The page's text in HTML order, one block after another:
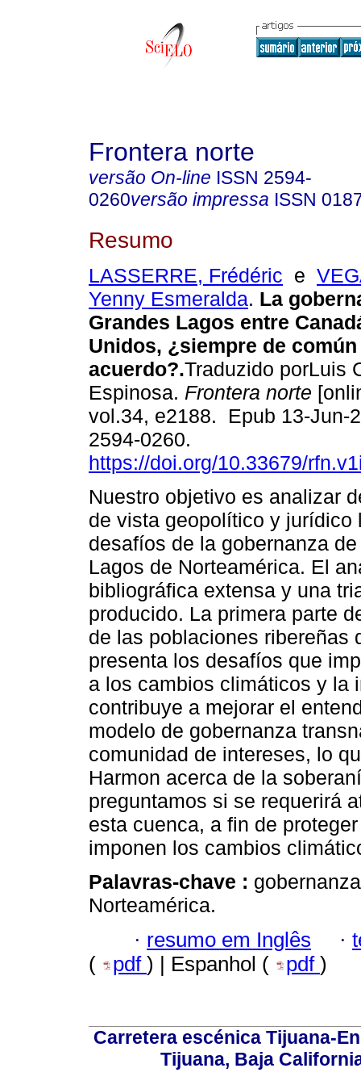
Frontera norte
versão On-line ISSN 2594-
0260versão impressa ISSN
Resumo
LASSERRE, Frédéric e
Yenny Esmeralda. La
Grandes Lagos entre
Unidos, ¿siempre de común
acuerdo?.Traduzido porLuis
Espinosa. Frontera norte
vol.34, e2188. Epub 13-Jun-
2594-0260.
https://doi.org/10.33679/
Nuestro objetivo es analizar
de vista geopolítico y jurídico
desafíos de la gobernanza
Lagos de Norteamérica. El
bibliográfica extensa y una
producido. La primera parte
de las poblaciones ribereñas
presenta los desafíos que
a los cambios climáticos y la
contribuye a mejorar el
modelo de gobernanza
comunidad de intereses, lo
Harmon acerca de la
preguntamos si se requerirá
esta cuenca, a fin de
imponen los cambios
Palavras-chave :
Norteamérica.
· resumo em Inglês ·
(
pdf ) | Espanhol ( pdf )
Carretera escénica Tijuana-
Tijuana, Baja